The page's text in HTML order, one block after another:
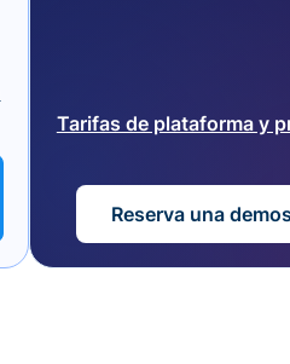
Tarifas de plataforma y
Reserva una